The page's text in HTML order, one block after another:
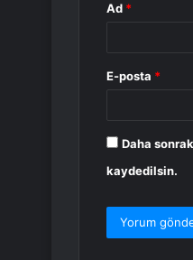
Ad *
E-posta *
Daha
kaydedilsin.